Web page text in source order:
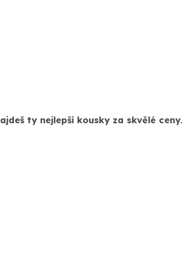
ty nejlepší kousky za skvělé ceny.